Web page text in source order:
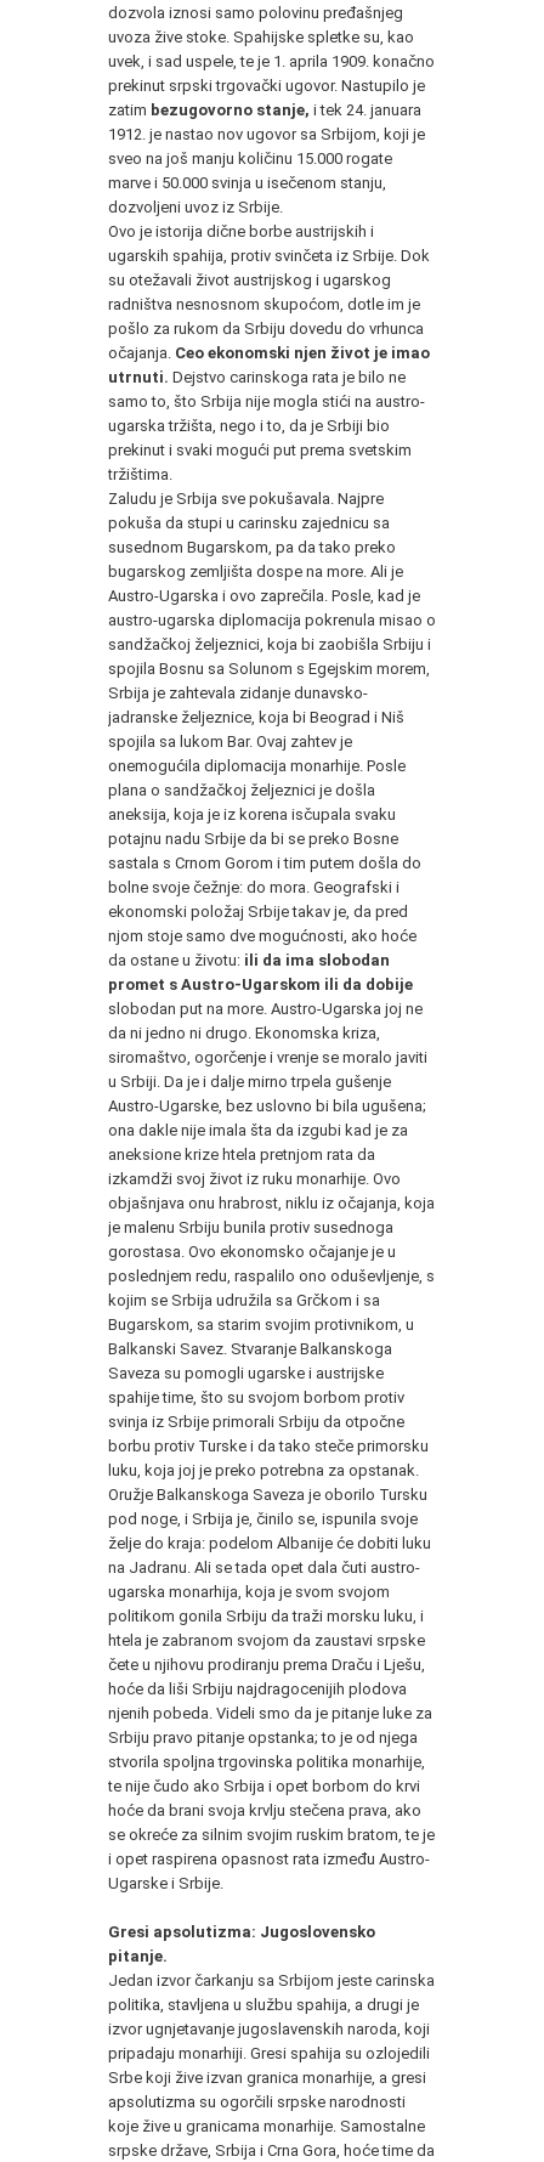
dozvola iznosi samo polovinu pređašnjeg
uvoza žive stoke. Spahijske spletke su, kao
uvek, i sad uspele, te je 1. aprila 1909. konačno
prekinut srpski trgovački ugovor. Nastupilo je
zatim bezugovorno stanje, i tek 24. januara
1912. je nastao nov ugovor sa Srbijom, koji je
sveo na još manju količinu 15.000 rogate
marve i 50.000 svinja u isečenom stanju,
dozvoljeni uvoz iz Srbije.
Ovo je istorija dične borbe austrijskih i
ugarskih spahija, protiv svinčeta iz Srbije. Dok
su otežavali život austrijskog i ugarskog
radništva nesnosnom skupoćom, dotle im je
pošlo za rukom da Srbiju dovedu do vrhunca
očajanja. Ceo ekonomski njen život je imao
utrnuti. Dejstvo carinskoga rata je bilo ne
samo to, što Srbija nije mogla stići na austro-
ugarska tržišta, nego i to, da je Srbiji bio
prekinut i svaki mogući put prema svetskim
tržištima.
Zaludu je Srbija sve pokušavala. Najpre
pokuša da stupi u carinsku zajednicu sa
susednom Bugarskom, pa da tako preko
bugarskog zemljišta dospe na more. Ali je
Austro-Ugarska i ovo zaprečila. Posle, kad je
austro-ugarska diplomacija pokrenula misao o
sandžačkoj željeznici, koja bi zaobišla Srbiju i
spojila Bosnu sa Solunom s Egejskim morem,
Srbija je zahtevala zidanje dunavsko-
jadranske željeznice, koja bi Beograd i Niš
spojila sa lukom Bar. Ovaj zahtev je
onemogućila diplomacija monarhije. Posle
plana o sandžačkoj željeznici je došla
aneksija, koja je iz korena isčupala svaku
potajnu nadu Srbije da bi se preko Bosne
sastala s Crnom Gorom i tim putem došla do
bolne svoje čežnje: do mora. Geografski i
ekonomski položaj Srbije takav je, da pred
njom stoje samo dve mogućnosti, ako hoće
da ostane u životu: ili da ima slobodan
promet s Austro-Ugarskom ili da dobije
slobodan put na more. Austro-Ugarska joj ne
da ni jedno ni drugo. Ekonomska kriza,
siromaštvo, ogorčenje i vrenje se moralo javiti
u Srbiji. Da je i dalje mirno trpela gušenje
Austro-Ugarske, bez uslovno bi bila ugušena;
ona dakle nije imala šta da izgubi kad je za
aneksione krize htela pretnjom rata da
izkamdži svoj život iz ruku monarhije. Ovo
objašnjava onu hrabrost, niklu iz očajanja, koja
je malenu Srbiju bunila protiv susednoga
gorostasa. Ovo ekonomsko očajanje je u
poslednjem redu, raspalilo ono oduševljenje, s
kojim se Srbija udružila sa Grčkom i sa
Bugarskom, sa starim svojim protivnikom, u
Balkanski Savez. Stvaranje Balkanskoga
Saveza su pomogli ugarske i austrijske
spahije time, što su svojom borbom protiv
svinja iz Srbije primorali Srbiju da otpočne
borbu protiv Turske i da tako steče primorsku
luku, koja joj je preko potrebna za opstanak.
Oružje Balkanskoga Saveza je oborilo Tursku
pod noge, i Srbija je, činilo se, ispunila svoje
želje do kraja: podelom Albanije će dobiti luku
na Jadranu. Ali se tada opet dala čuti austro-
ugarska monarhija, koja je svom svojom
politikom gonila Srbiju da traži morsku luku, i
htela je zabranom svojom da zaustavi srpske
čete u njihovu prodiranju prema Draču i Lješu,
hoće da liši Srbiju najdragocenijih plodova
njenih pobeda. Videli smo da je pitanje luke za
Srbiju pravo pitanje opstanka; to je od njega
stvorila spoljna trgovinska politika monarhije,
te nije čudo ako Srbija i opet borbom do krvi
hoće da brani svoja krvlju stečena prava, ako
se okreće za silnim svojim ruskim bratom, te je
i opet raspirena opasnost rata između Austro-
Ugarske i Srbije.
Gresi apsolutizma: Jugoslovensko
pitanje.
Jedan izvor čarkanju sa Srbijom jeste carinska
politika, stavljena u službu spahija, a drugi je
izvor ugnjetavanje jugoslavenskih naroda, koji
pripadaju monarhiji. Gresi spahija su ozlojedili
Srbe koji žive izvan granica monarhije, a gresi
apsolutizma su ogorčili srpske narodnosti
koje žive u granicama monarhije. Samostalne
srpske države, Srbija i Crna Gora, hoće time da